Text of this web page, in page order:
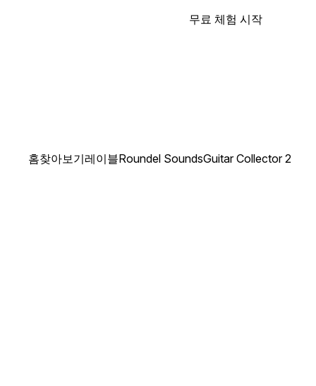
무료 체험 시작
홈찾아보기레이블Roundel SoundsGuitar Collector 2